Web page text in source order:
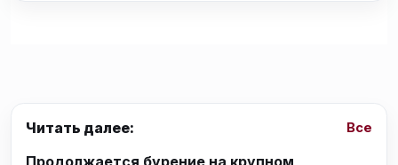
Читать далее: Все